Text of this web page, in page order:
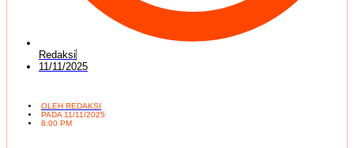
Redaksi
11/11/2025
OLEH REDAKSI
PADA11/11/2025
8:00 PM